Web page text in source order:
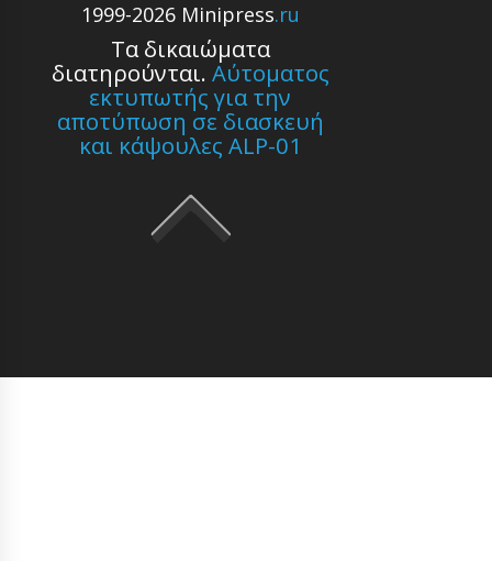
1999-2026 Minipress.ru
Τα δικαιώματα
διατηρούνται. Αύτοματος
εκτυπωτής για την
αποτύπωση σε διασκευή
και κάψουλες ALP-01